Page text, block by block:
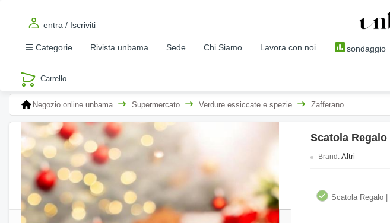
entra / Iscriviti
Categorie Rivista unbama Sede Chi Siamo Lavora con noi sondaggio
Negozio online unbama Supermercato Verdure essiccate e spezie Zafferano
Scatola
Brand:Altri
Scatola Regalo